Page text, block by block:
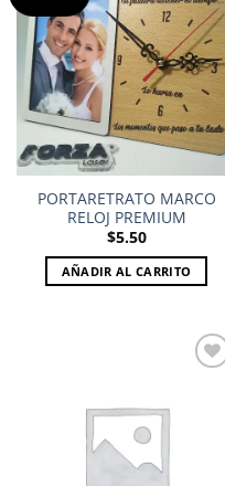
Add to
wishlist
PORTARETRATO MARCO
RELOJ PREMIUM
$5.50
AÑADIR AL CARRITO